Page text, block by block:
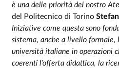
è una delle priorità del nostro
del Politecnico di Torino
Iniziative come questa sono
sistema, anche a livello formale,
università italiane in operazioni
coerenti l’offerta didattica, la